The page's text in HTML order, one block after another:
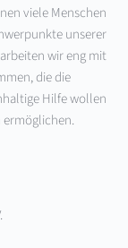
viele Menschen
unserer
wir eng mit
die die
Hilfe wollen
ermöglichen.